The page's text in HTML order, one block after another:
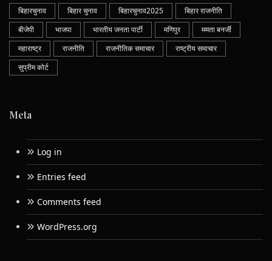
बिहारचुनाव
बिहार चुनाव बिहारचुनाव2025
बिहार राजनीति
बीजेपी
भाजपा भारतीय जनता पार्टी मणिपुर
ममता बनर्जी
महाराष्ट्र
राजनीति राजनीतिक समाचार
राष्ट्रीय समाचार
सुप्रीम कोर्ट
Meta
Log in
Entries feed
Comments feed
WordPress.org